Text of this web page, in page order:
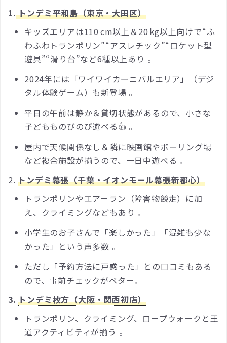
1.トンデミ平和島（東京・大田区）
キッズエリアは110 cm以上＆20 kg以上向けで“ふ
わふわトランポリン”“アスレチック”“ロケット型
遊具”“滑り台”など6種以上あり 。
2024年には「ワイワイカーニバルエリア」（デジ
タル体験ゲーム）も新登場 。
平日の午前は静か＆貸切状態があるので、小さな
子どもものびのび遊べる👍 。
屋内で天候関係なし＆隣に映画館やボーリング場
など複合施設が揃うので、一日中遊べる 。
2.トンデミ幕張（千葉・イオンモール幕張新都心）
トランポリンやエアーラン（障害物競走）に加
え、クライミングなどもあり 。
小学生のお子さんで「楽しかった」「混雑も少な
かった」という声多数 。
ただし「予約方法に戸惑った」との口コミもある
ので、事前チェックがベター。
3.トンデミ枚方（大阪・関西初店）
トランポリン、クライミング、ロープウォークと王
道アクティビティが揃う 。